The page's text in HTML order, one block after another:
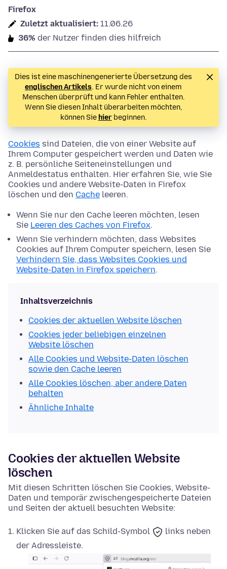
Firefox
Zuletzt aktualisiert: 11.06.26
36% der Nutzer finden dies hilfreich
Dies ist eine maschinengenerierte Übersetzung des
englischen Artikels. Er wurde nicht von einem
Menschen überprüft und kann Fehler enthalten.
Wenn Sie diesen Inhalt überarbeiten möchten,
können Sie hierbeginnen.
Cookies sind Dateien, die von einer Website auf
Ihrem Computer gespeichert werden und Daten wie
z. B. persönliche Seiteneinstellungen und
Anmeldestatus enthalten. Hier erfahren Sie, wie Sie
Cookies und andere Website-Daten in Firefox
löschen und den Cache leeren.
Wenn Sie nur den Cache leeren möchten, lesen
Sie Leeren des Caches von Firefox.
Wenn Sie verhindern möchten, dass Websites
Cookies auf Ihrem Computer speichern, lesen Sie
Verhindern Sie, dass Websites Cookies und
Website-Daten in Firefox speichern.
Inhaltsverzeichnis
Cookies der aktuellen Website löschen
Cookies jeder beliebigen einzelnen
Website löschen
Alle Cookies und Website-Daten löschen
sowie den Cache leeren
Alle Cookies löschen, aber andere Daten
behalten
Ähnliche Inhalte
Cookies der aktuellen Website
löschen
Mit diesen Schritten löschen Sie Cookies, Website-
Daten und temporär zwischengespeicherte Dateien
und Seiten der aktuell besuchten Website:
Klicken Sie auf das Schild-Symbol
links neben
der Adressleiste.